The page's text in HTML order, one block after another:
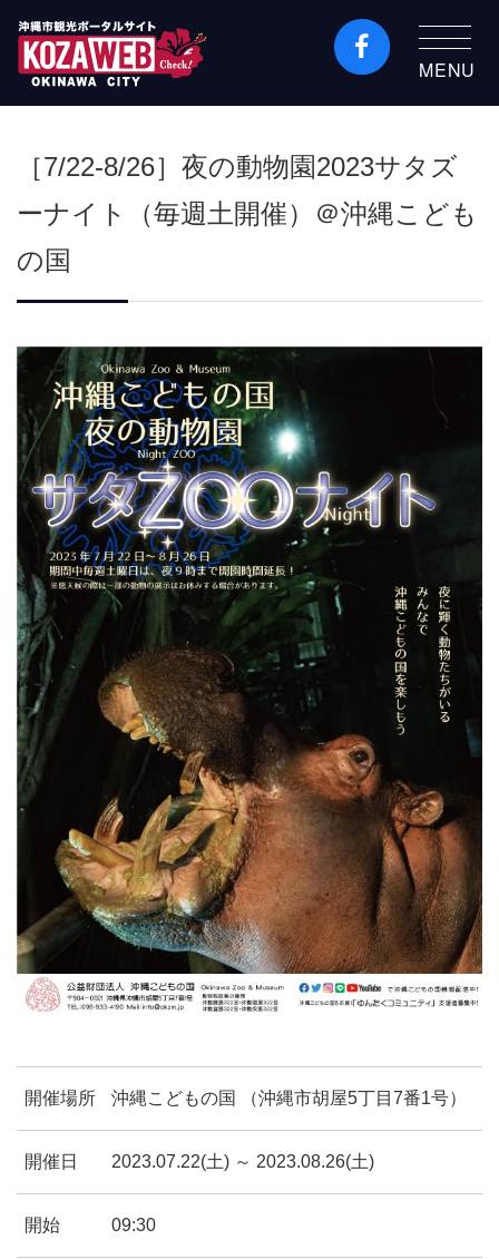
沖縄市観光ポータルコ
縄市コザの表も裏も楽
MENU
［7/22-8/26］夜の動物園2023サタズ
ーナイト（毎週土開催）＠沖縄こども
の国
開催場所 沖縄こどもの国 （沖縄市胡屋5丁目7番1号）
開催日 2023.07.22(土) ～ 2023.08.26(土)
開始 09:30